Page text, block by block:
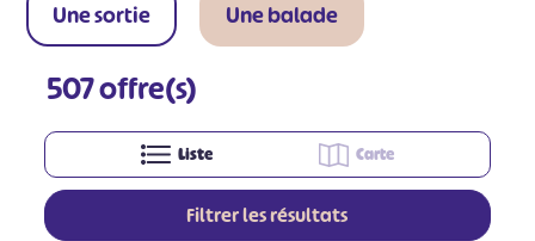
Une sortie Une balade
507offre(s)
Liste Carte
Filtrer les résultats